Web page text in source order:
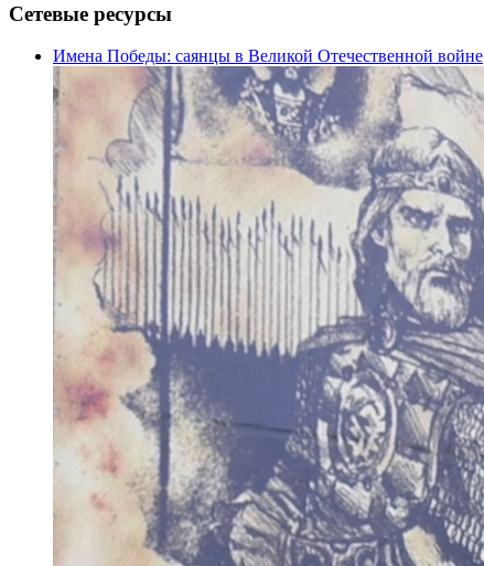
Сетевые ресурсы
Имена Победы: саянцы в Великой Отечественной войне